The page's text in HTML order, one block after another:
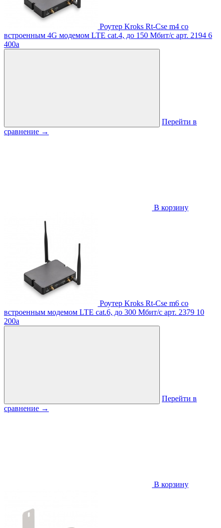
Роутер Kroks Rt-Cse m4 со
встроенным 4G модемом LTE cat.4, до 150 Мбит/с арт. 2194 6
400a
Перейти в
сравнение →
В корзину
Роутер Kroks Rt-Cse m6 со
встроенным модемом LTE cat.6, до 300 Мбит/c арт. 2379 10
200a
Перейти в
сравнение →
В корзину